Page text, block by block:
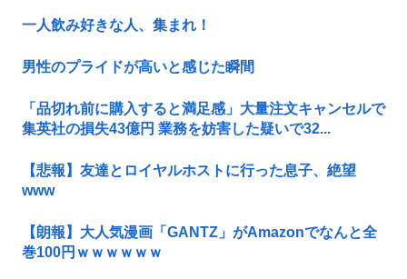
一人飲み好きな人、集まれ！
男性のプライドが高いと感じた瞬間
「品切れ前に購入すると満足感」大量注文キャンセルで
集英社の損失43億円 業務を妨害した疑いで32...
【悲報】友達とロイヤルホストに行った息子、絶望
www
【朗報】大人気漫画「GANTZ」がAmazonでなんと全
巻100円ｗｗｗｗｗｗ